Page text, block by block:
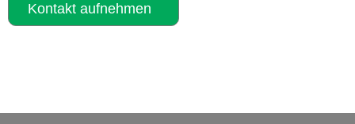
Kontakt aufnehmen